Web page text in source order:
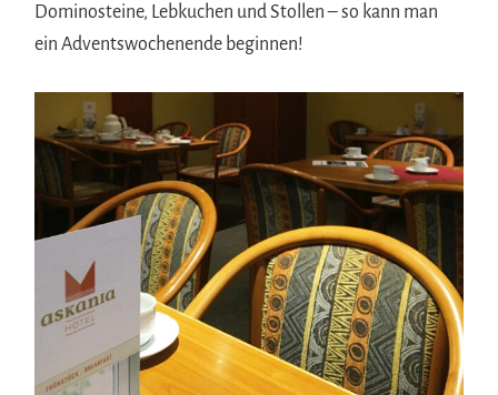
Dominosteine, Lebkuchen und Stollen – so kann man
ein Adventswochenende beginnen!